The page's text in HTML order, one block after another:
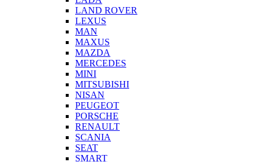
LAND ROVER
LEXUS
MAN
MAXUS
MAZDA
MERCEDES
MINI
MITSUBISHI
NISAN
PEUGEOT
PORSCHE
RENAULT
SCANIA
SEAT
SMART